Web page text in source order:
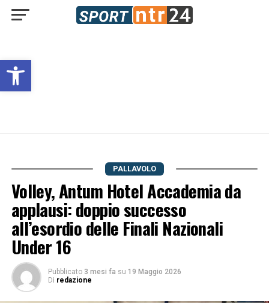
Open toolbar
PALLAVOLO
Volley, Antum Hotel Accademia da
applausi: doppio successo
all’esordio delle Finali Nazionali
Under 16
Pubblicato 3 mesi fa su 19 Maggio 2026
Di redazione